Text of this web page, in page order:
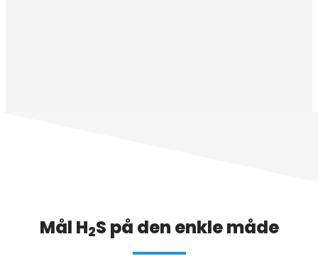
Mål H2S på den enkle måde